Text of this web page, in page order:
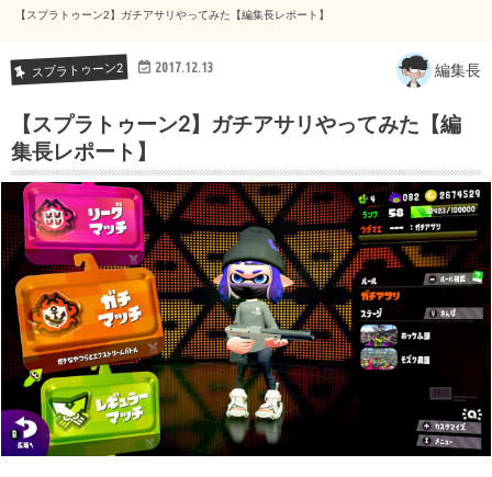
【スプラトゥーン2】ガチアサリやってみた【編集長レポート】
スプラトゥーン2 2017.12.13 編集長
【スプラトゥーン2】ガチアサリやってみた【編
集長レポート】